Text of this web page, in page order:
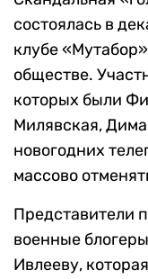
состоялась в
клубе
обществе.
которых были
Милявская,
новогодних
массово
Представители
военные
Ивлееву,